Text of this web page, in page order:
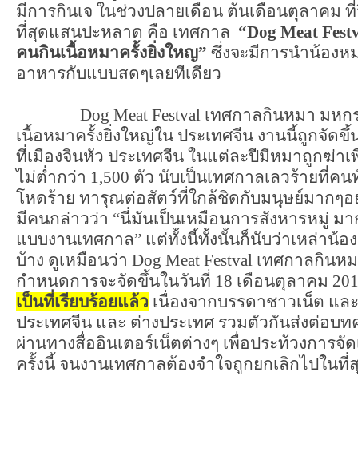
มีการกินเจ ในช่วงปลายเดือน ต้นเดือนตุลาคม
ที่สุดแสนปะหลาด คือ เทศกาล “Dog Meat
คนกินเนื้อหมาครั้งยิ่งใหญ” ซึ่งจะมีการนำน้องห
อาหารกับแบบสดๆเลยทีเดียว
Dog Meat Festval เทศกาลกินหมา มหก
เนื้อหมาครั้งยิ่งใหญ่ใน ประเทศจีน งานนี้ถูกจัด
ที่เมืองจินหัว ประเทศจีน ในแต่ละปีมีหมาถูกฆ่า
ไม่ต่ำกว่า 1,500 ตัว นับเป็นเทศกาลเลวร้ายที่ค
โหดร้าย ทารุณต่อสัตว์ที่ใกล้ชิดกับมนุษย์มากๆอ
มีคนกล่าวว่า “นี่มันเป็นเหมือนการสังหารหมู่ มา
แบบงานเทศกาล” แต่ทั้งนี้ทั้งนั้นก็นับว่าเหล่าน้อ
บ้าง ดูเหมือนว่า Dog Meat Festval เทศกาลกิน
กำหนดการจะจัดขึ้นในวันที่ 18 เดือนตุลาคม
เป็นที่เรียบร้อยแล้ว เนื่องจากบรรดาชาวเน็ต แ
ประเทศจีน และ ต่างประเทศ รวมตัวกันส่งต่อบ
ผ่านทางสื่ออินเตอร์เน็ตต่างๆ เพื่อประท้วงการ
ครั้งนี้ จนงานเทศกาลต้องจำใจถูกยกเลิกไปในที่